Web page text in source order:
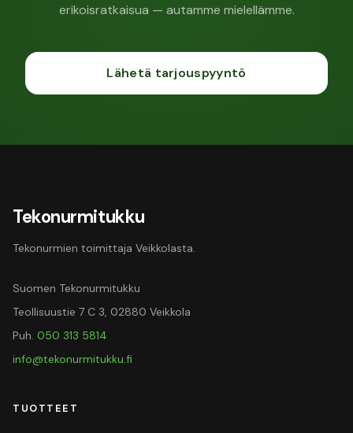
erikoisratkaisua — autamme mielellämme.
Lähetä tarjouspyyntö
Tekonurmitukku
Tekonurmien toimittaja Veikkolasta.
Suomen Tekonurmitukku
Teollisuustie 7 C 3, 02880 Veikkola
Puh. 050 313 5814
info@tekonurmitukku.fi
TUOTTEET